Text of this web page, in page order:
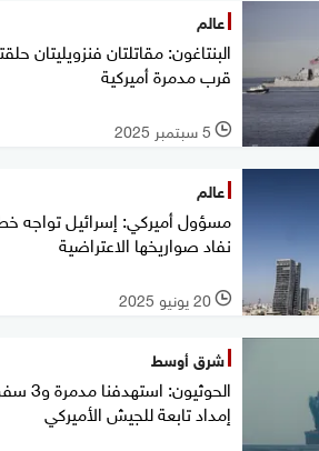
عالم
البنتاغون: مقاتلتان فنزويليتان
قرب مدمرة أميركية
l 5 سبتمبر 2025
عالم
مسؤول أميركي: إسرائيل تواجه
نفاد صواريخها الاعتراضية
l 20 يونيو 2025
شرق أوسط
الحوثيون:
إمداد تابعة للجيش الأميركي